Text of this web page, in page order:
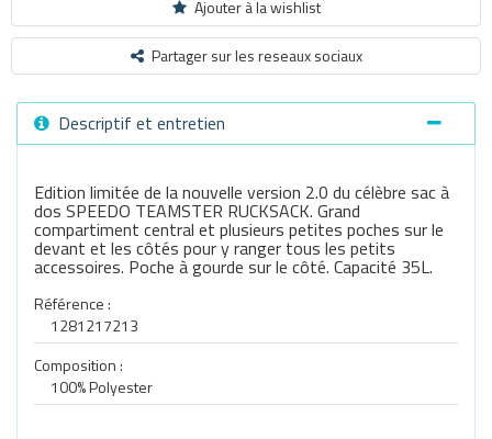
Ajouter à la wishlist
Partager sur les reseaux sociaux
Descriptif et entretien
Edition limitée de la nouvelle version 2.0 du célèbre sac à
dos SPEEDO TEAMSTER RUCKSACK. Grand
compartiment central et plusieurs petites poches sur le
devant et les côtés pour y ranger tous les petits
accessoires. Poche à gourde sur le côté. Capacité 35L.
Référence :
1281217213
Composition :
100% Polyester